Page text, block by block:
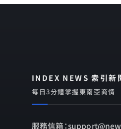
INDEX NEWS 索引新
每日3分鐘掌握東南亞商情
服務信箱：